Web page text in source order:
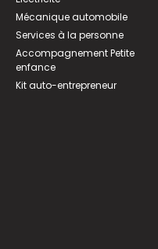
Mécanique automobile
Services à la personne
Accompagnement Petite
enfance
Kit auto-entrepreneur